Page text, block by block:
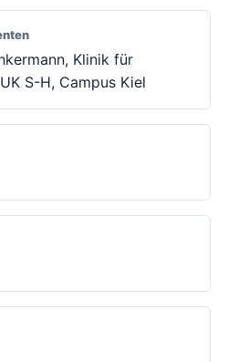
Klinik für
S-H, Campus Kiel